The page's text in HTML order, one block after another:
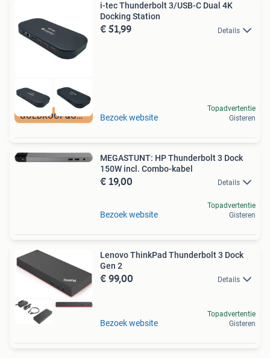
GOEDKOOP&GARANTIE
i-tec Thunderbolt 3/USB-C Dual 4K
Docking Station
€ 51,99 Details
Bezoek website
Topadvertentie
Gisteren
MEGASTUNT: HP Thunderbolt 3 Dock
150W incl. Combo-kabel
€ 19,00 Details
Bezoek website
Topadvertentie
Gisteren
Lenovo ThinkPad Thunderbolt 3 Dock
Gen 2
€ 99,00 Details
Bezoek website
Topadvertentie
Gisteren